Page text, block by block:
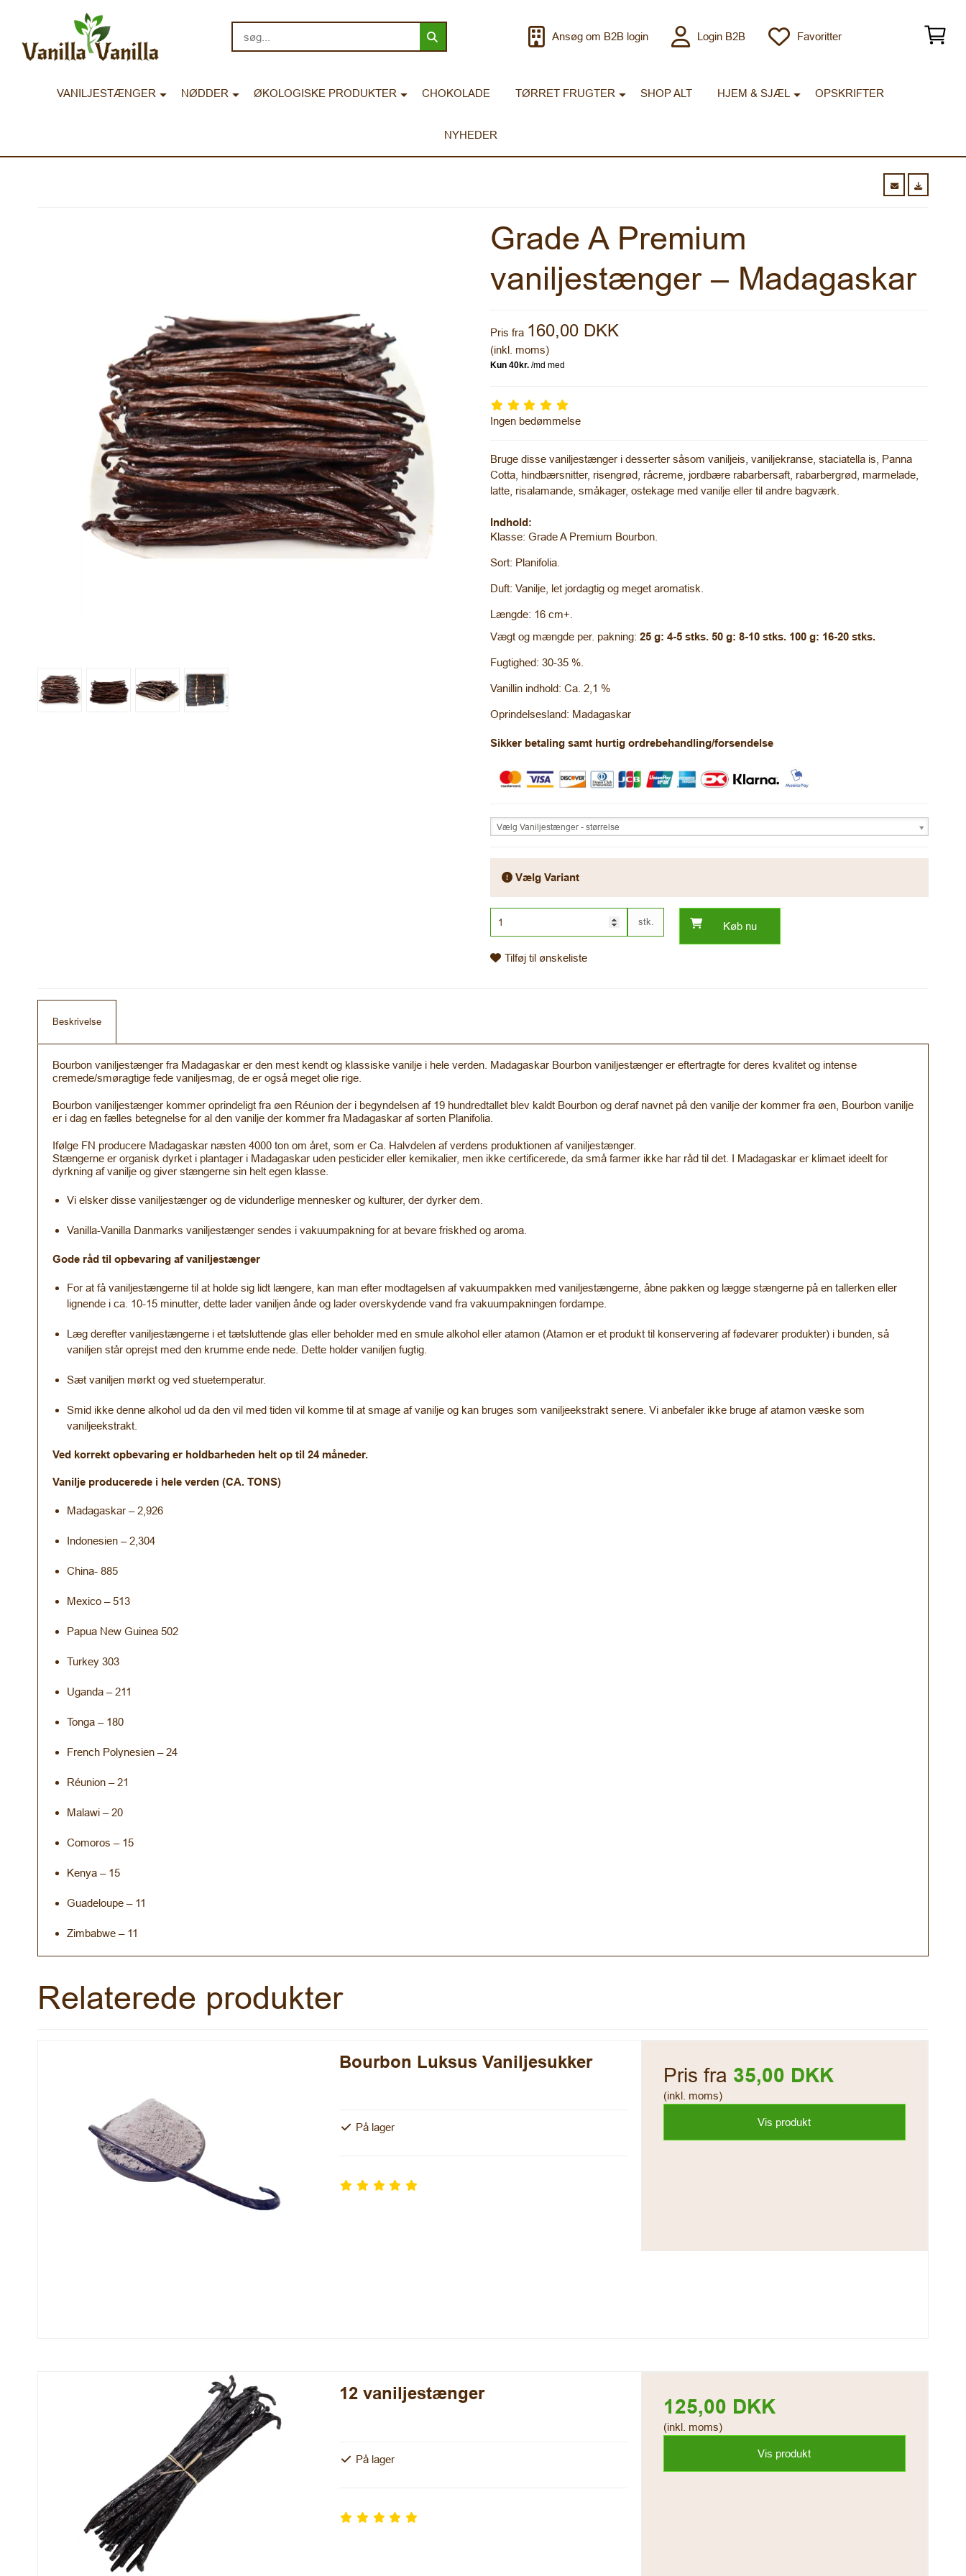
Ansøg om B2B login Login B2B Favoritter
VANILJESTÆNGER NØDDER ØKOLOGISKE PRODUKTER CHOKOLADE TØRRET FRUGTER SHOP ALT HJEM & SJÆL OPSKRIFTER
NYHEDER
Grade A Premium
vaniljestænger – Madagaskar
Pris fra 160,00 DKK
(inkl. moms)
Ingen bedømmelse
Bruge disse vaniljestænger i desserter såsom vaniljeis, vaniljekranse, staciatella is, Panna
Cotta, hindbærsnitter, risengrød, råcreme, jordbære rabarbersaft, rabarbergrød, marmelade,
latte, risalamande, småkager, ostekage med vanilje eller til andre bagværk.
Indhold:
Klasse: Grade A Premium Bourbon.
Sort: Planifolia.
Duft: Vanilje, let jordagtig og meget aromatisk.
Længde: 16 cm+.
Vægt og mængde per. pakning: 25 g: 4-5 stks. 50 g: 8-10 stks. 100 g: 16-20 stks.
Fugtighed: 30-35 %.
Vanillin indhold: Ca. 2,1 %
Oprindelsesland: Madagaskar
Sikker betaling samt hurtig ordrebehandling/forsendelse
Vælg Vaniljestænger - størrelse
Vælg Variant
stk. Køb nu
Tilføj til ønskeliste
Beskrivelse
Bourbon vaniljestænger fra Madagaskar er den mest kendt og klassiske vanilje i hele verden. Madagaskar Bourbon vaniljestænger er eftertragte for deres kvalitet og intense
cremede/smøragtige fede vaniljesmag, de er også meget olie rige.
Bourbon vaniljestænger kommer oprindeligt fra øen Réunion der i begyndelsen af 19 hundredtallet blev kaldt Bourbon og deraf navnet på den vanilje der kommer fra øen, Bourbon vanilje
er i dag en fælles betegnelse for al den vanilje der kommer fra Madagaskar af sorten Planifolia.
Ifølge FN producere Madagaskar næsten 4000 ton om året, som er Ca. Halvdelen af verdens produktionen af vaniljestænger.
Stængerne er organisk dyrket i plantager i Madagaskar uden pesticider eller kemikalier, men ikke certificerede, da små farmer ikke har råd til det. I Madagaskar er klimaet ideelt for
dyrkning af vanilje og giver stængerne sin helt egen klasse.
Vi elsker disse vaniljestænger og de vidunderlige mennesker og kulturer, der dyrker dem.
Vanilla-Vanilla Danmarks vaniljestænger sendes i vakuumpakning for at bevare friskhed og aroma.
Gode råd til opbevaring af vaniljestænger
For at få vaniljestængerne til at holde sig lidt længere, kan man efter modtagelsen af vakuumpakken med vaniljestængerne, åbne pakken og lægge stængerne på en tallerken eller
lignende i ca. 10-15 minutter, dette lader vaniljen ånde og lader overskydende vand fra vakuumpakningen fordampe.
Læg derefter vaniljestængerne i et tætsluttende glas eller beholder med en smule alkohol eller atamon (Atamon er et produkt til konservering af fødevarer produkter) i bunden, så
vaniljen står oprejst med den krumme ende nede. Dette holder vaniljen fugtig.
Sæt vaniljen mørkt og ved stuetemperatur.
Smid ikke denne alkohol ud da den vil med tiden vil komme til at smage af vanilje og kan bruges som vaniljeekstrakt senere. Vi anbefaler ikke bruge af atamon væske som
vaniljeekstrakt.
Ved korrekt opbevaring er holdbarheden helt op til 24 måneder.
Vanilje producerede i hele verden (CA. TONS)
Madagaskar – 2,926
Indonesien – 2,304
China- 885
Mexico – 513
Papua New Guinea 502
Turkey 303
Uganda – 211
Tonga – 180
French Polynesien – 24
Réunion – 21
Malawi – 20
Comoros – 15
Kenya – 15
Guadeloupe – 11
Zimbabwe – 11
Relaterede produkter
Bourbon Luksus Vaniljesukker
På lager
Pris fra 35,00 DKK
(inkl. moms)
Vis produkt
12 vaniljestænger
På lager
125,00 DKK
(inkl. moms)
Vis produkt